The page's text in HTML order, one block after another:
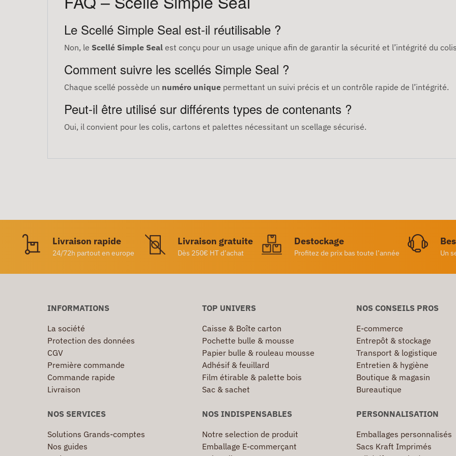
Le Scellé Simple Seal est-il réutilisable ?
Non, le Scellé Simple Seal est conçu pour un usage unique afin de garantir la sécurité et l’intégrité du
Comment suivre les scellés Simple Seal ?
Chaque scellé possède un numéro unique permettant un suivi précis et un contrôle rapide de l’intégrité.
Peut-il être utilisé sur différents types de contenants ?
Oui, il convient pour les colis, cartons et palettes nécessitant un scellage sécurisé.
Livraison rapide
24/72h partout en europe
Livraison gratuite
Dès 250€ HT d’achat
Destockage
Profitez de prix bas toute l’année Un
INFORMATIONS
La société
Protection des données
CGV
Première commande
Commande rapide
Livraison
TOP UNIVERS
Caisse & Boîte carton
Pochette bulle & mousse
Papier bulle & rouleau mousse
Adhésif & feuillard
Film étirable & palette bois
Sac & sachet
NOS CONSEILS PROS
E-commerce
Entrepôt & stockage
Transport & logistique
Entretien & hygiène
Boutique & magasin
Bureautique
NOS SERVICES
Solutions Grands-comptes
Nos guides
NOS INDISPENSABLES
Notre selection de produit
Emballage E-commerçant
PERSONNALISATION
Emballages personnalisés
Sacs Kraft Imprimés